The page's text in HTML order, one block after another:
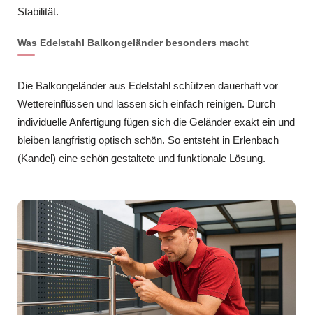
Stabilität.
Was Edelstahl Balkongeländer besonders macht
Die Balkongeländer aus Edelstahl schützen dauerhaft vor
Wettereinflüssen und lassen sich einfach reinigen. Durch
individuelle Anfertigung fügen sich die Geländer exakt ein und
bleiben langfristig optisch schön. So entsteht in Erlenbach
(Kandel) eine schön gestaltete und funktionale Lösung.